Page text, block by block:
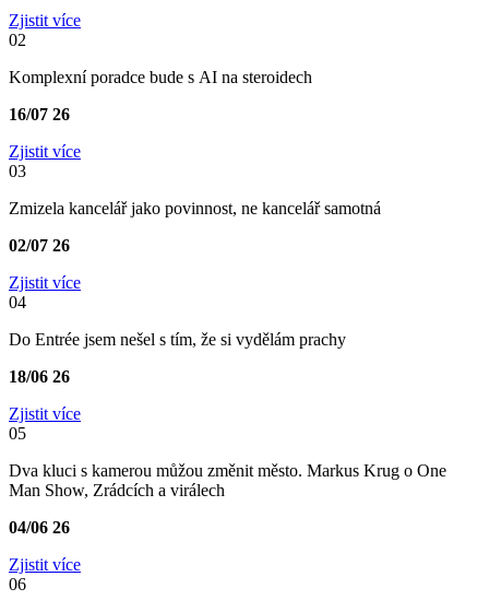
Zjistit více
02
Komplexní poradce bude s AI na steroidech
16/07 26
Zjistit více
03
Zmizela kancelář jako povinnost, ne kancelář samotná
02/07 26
Zjistit více
04
Do Entrée jsem nešel s tím, že si vydělám prachy
18/06 26
Zjistit více
05
Dva kluci s kamerou můžou změnit město. Markus Krug o One
Man Show, Zrádcích a virálech
04/06 26
Zjistit více
06